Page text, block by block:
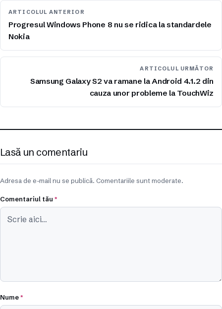
ARTICOLUL ANTERIOR
Progresul Windows Phone 8 nu se ridica la standardele
Nokia
ARTICOLUL URMĂTOR
Samsung Galaxy S2 va ramane la Android 4.1.2 din
cauza unor probleme la TouchWiz
Lasă un comentariu
Adresa de e-mail nu se publică. Comentariile sunt moderate.
Comentariul tău *
Nume*